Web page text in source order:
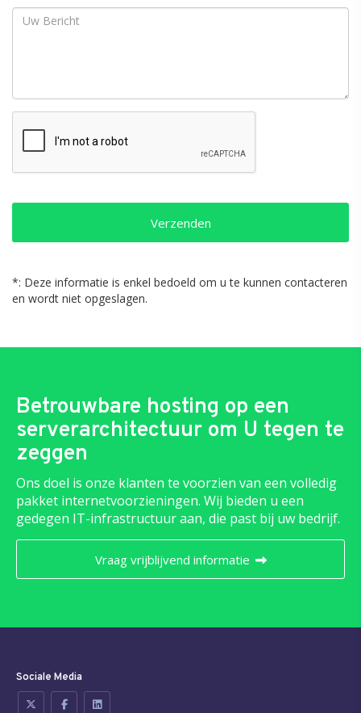
*: Deze informatie is enkel bedoeld om u te kunnen contacteren
en wordt niet opgeslagen.
Betrouwbare hosting op een
serverarchitectuur om U tegen te
zeggen
Ons doel is onze klanten te voorzien van een volledig
pakket internetvoorzieningen. Wij bieden u een
gedegen IT-infrastructuur aan, die past bij uw bedrijf.
Vraag vrijblijvend informatie
Sociale Media